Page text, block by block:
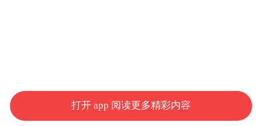
会变得非常无趣。很多创新恰恰是在大家看
不到的地方，由小公司做出来的。
打开 app 阅读更多精彩内容